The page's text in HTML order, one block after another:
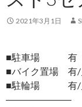
キ
ッ 2021年3月1日
■駐車場 有（
■バイク置場 有/
■駐輪場 有/
―――――――